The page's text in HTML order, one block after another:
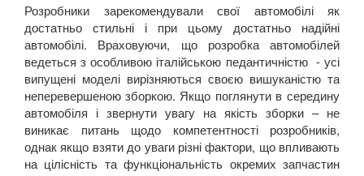
Розробники зарекомендували свої автомобілі як
достатньо стильні і при цьому достатньо надійні
автомобілі. Враховуючи, що розробка автомобілей
ведеться з особливою італійською педантичністю - усі
випущені моделі вирізняються своєю вишуканістю та
неперевершеною зборкою. Якщо поглянути в середину
автомобіля і звернути увагу на якість зборки – не
виникає питань щодо компетентності розробників,
однак якщо взяти до уваги різні фактори, що впливають
на цілісність та функціональність окремих запчастин